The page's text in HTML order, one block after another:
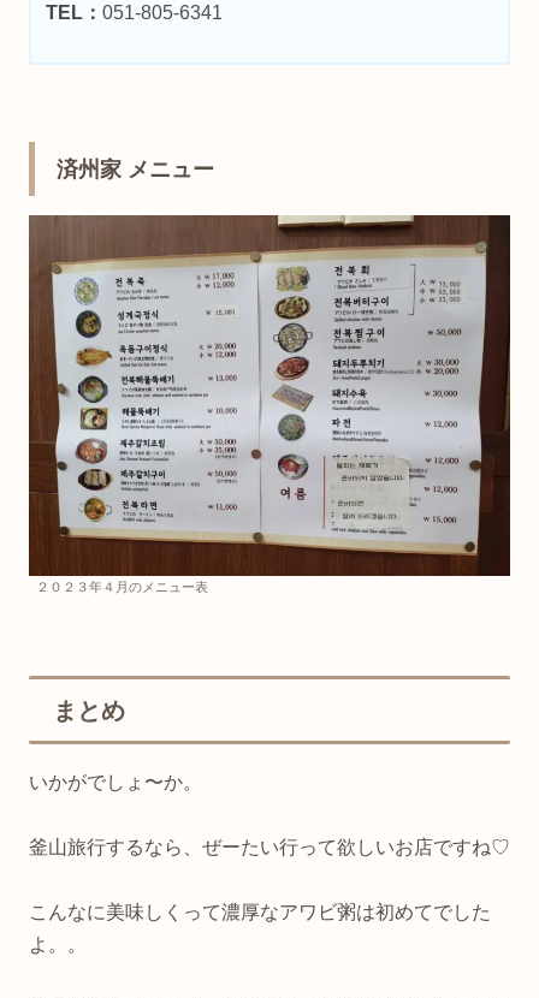
TEL：051-805-6341
済州家 メニュー
２０２３年４月のメニュー表
まとめ
いかがでしょ〜か。
釜山旅行するなら、ぜーたい行って欲しいお店ですね♡
こんなに美味しくって濃厚なアワビ粥は初めてでした
よ。。